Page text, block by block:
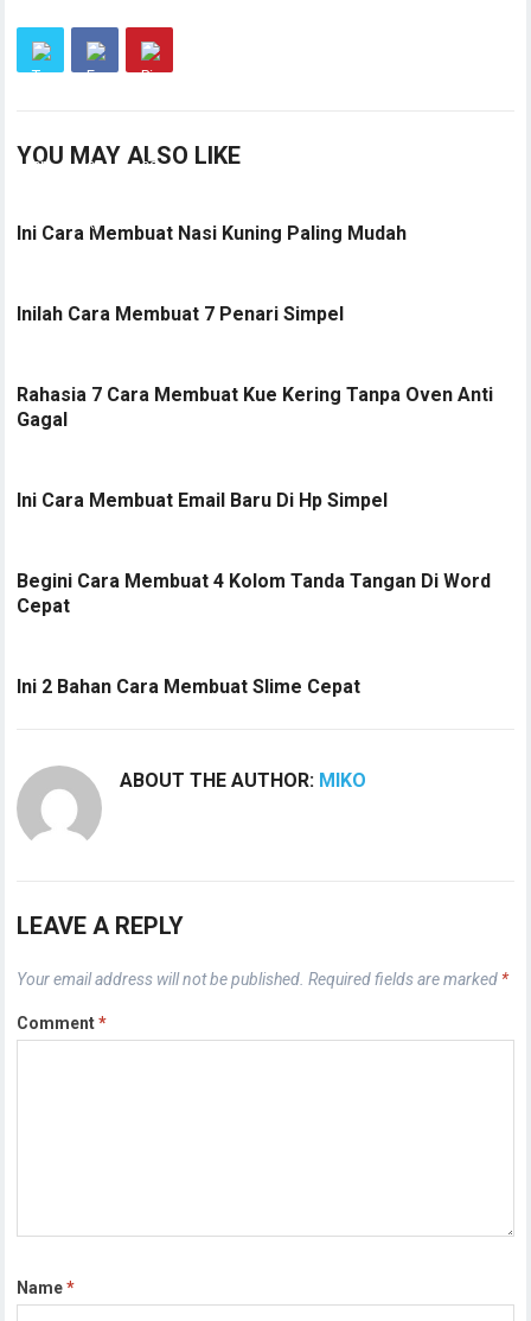
YOU MAY ALSO LIKE
Ini Cara Membuat Nasi Kuning Paling Mudah
Inilah Cara Membuat 7 Penari Simpel
Rahasia 7 Cara Membuat Kue Kering Tanpa Oven Anti
Gagal
Ini Cara Membuat Email Baru Di Hp Simpel
Begini Cara Membuat 4 Kolom Tanda Tangan Di Word
Cepat
Ini 2 Bahan Cara Membuat Slime Cepat
ABOUT THE AUTHOR: MIKO
LEAVE A REPLY
Your email address will not be published. Required fields are marked *
Comment*
Name*